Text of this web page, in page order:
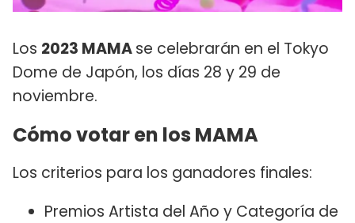
Los 2023 MAMAse celebrarán en el Tokyo
Dome de Japón, los días 28 y 29 de
noviembre.
Cómo votar en los MAMA
Los criterios para los ganadores finales:
Premios Artista del Año y Categoría de